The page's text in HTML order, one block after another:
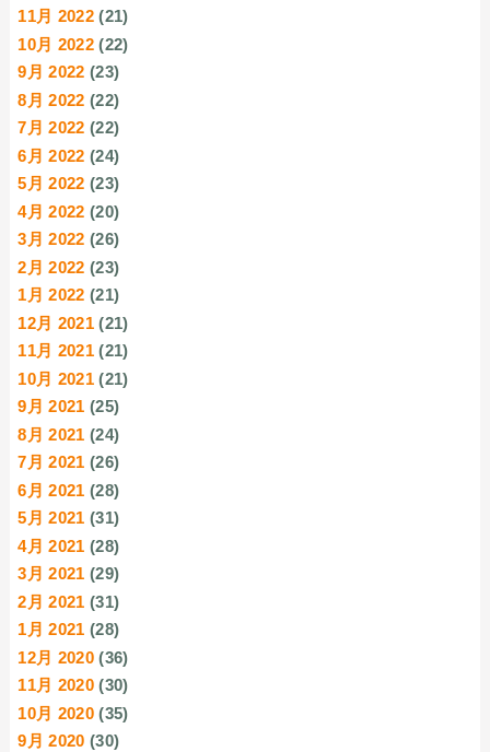
11月 2022 (21)
10月 2022 (22)
9月 2022 (23)
8月 2022 (22)
7月 2022 (22)
6月 2022 (24)
5月 2022 (23)
4月 2022 (20)
3月 2022 (26)
2月 2022 (23)
1月 2022 (21)
12月 2021 (21)
11月 2021 (21)
10月 2021 (21)
9月 2021 (25)
8月 2021 (24)
7月 2021 (26)
6月 2021 (28)
5月 2021 (31)
4月 2021 (28)
3月 2021 (29)
2月 2021 (31)
1月 2021 (28)
12月 2020 (36)
11月 2020 (30)
10月 2020 (35)
9月 2020 (30)